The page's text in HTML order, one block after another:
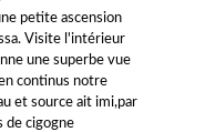
petite ascension
Visite l'intérieur
une superbe vue
continus notre
et source ait imi,par
de cigogne